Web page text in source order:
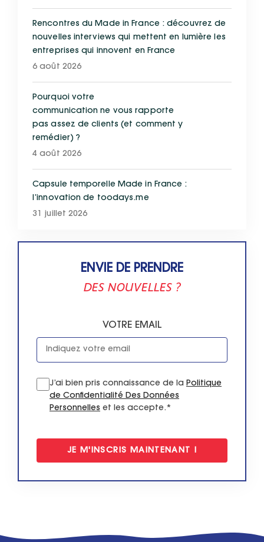
Rencontres du Made in France : découvrez de
nouvelles interviews qui mettent en lumière les
entreprises qui innovent en France
6 août 2026
Pourquoi votre
communication ne vous rapporte
pas assez de clients (et comment y
remédier) ?
4 août 2026
Capsule temporelle Made in France :
l’innovation de toodays.me
31 juillet 2026
ENVIE DE PRENDRE
DES NOUVELLES ?
VOTRE EMAIL
J’ai bien pris connaissance de la Politique
de Confidentialité Des Données
Personnelles et les accepte.*